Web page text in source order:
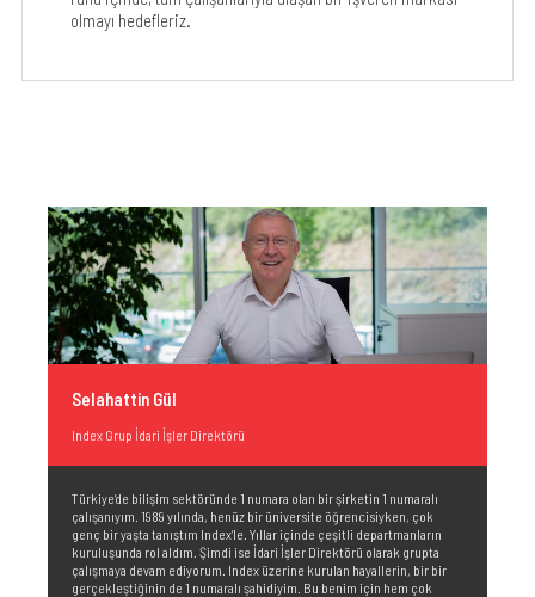
olmayı hedefleriz.
Selahattin Gül
Index Grup İdari İşler Direktörü
Türkiye’de bilişim sektöründe 1 numara olan bir şirketin 1 numaralı
çalışanıyım. 1989 yılında, henüz bir üniversite öğrencisiyken, çok
genç bir yaşta tanıştım Index’le. Yıllar içinde çeşitli departmanların
kuruluşunda rol aldım. Şimdi ise İdari İşler Direktörü olarak grupta
çalışmaya devam ediyorum. Index üzerine kurulan hayallerin, bir bir
gerçekleştiğinin de 1 numaralı şahidiyim. Bu benim için hem çok